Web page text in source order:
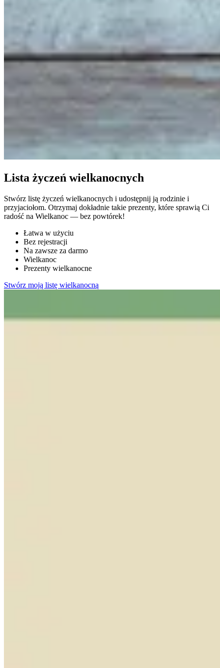
Lista życzeń wielkanocnych
Stwórz listę życzeń wielkanocnych i udostępnij ją rodzinie i
przyjaciołom. Otrzymaj dokładnie takie prezenty, które sprawią Ci
radość na Wielkanoc — bez powtórek!
Łatwa w użyciu
Bez rejestracji
Na zawsze za darmo
Wielkanoc
Prezenty wielkanocne
Stwórz moją listę wielkanocną